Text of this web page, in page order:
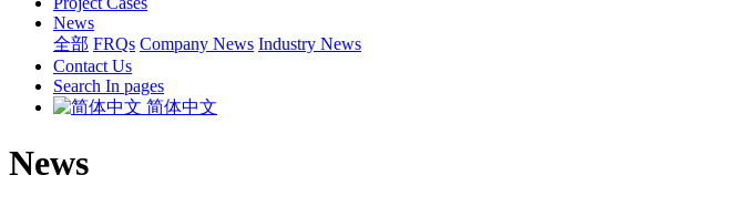
News
全部 FRQs Company News Industry News
Contact Us
Search In pages
简体中文
News